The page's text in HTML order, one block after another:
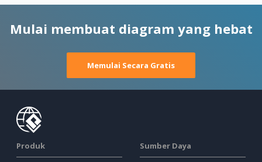
Mulai membuat diagram yang hebat
Memulai Secara Gratis
Produk Sumber Daya